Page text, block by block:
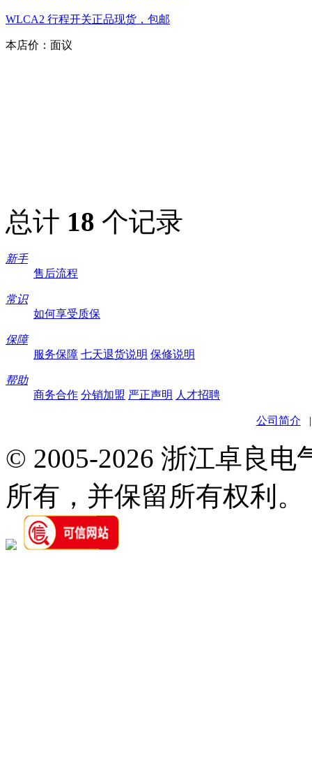
WLCA2 行程开关正品现货，包邮
本店价： 面议
总计 18 个记录
新手
售后流程
常识
如何享受质保
保障
服务保障 七天退货说明 保修说明
帮助
商务合作 分销加盟 严正声明 人才招聘
公司简介
© 2005-2026 浙江卓良
所有，并保留所有权利。